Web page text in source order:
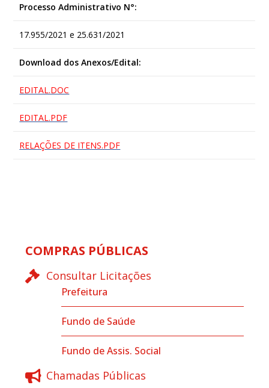
Processo Administrativo N°:
17.955/2021 e 25.631/2021
Download dos Anexos/Edital:
EDITAL.DOC
EDITAL.PDF
RELAÇÕES DE ITENS.PDF
COMPRAS PÚBLICAS
Consultar Licitações
Prefeitura
Fundo de Saúde
Fundo de Assis. Social
Chamadas Públicas